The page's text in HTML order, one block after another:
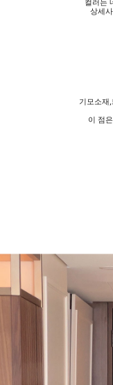
컬러는
상세
기모소재
이 점